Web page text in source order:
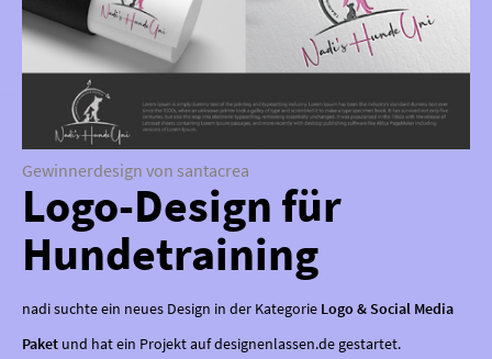
Gewinnerdesign von santacrea
Logo-Design für
Hundetraining
nadi suchte ein neues Design in der Kategorie Logo & Social Media
Paket und hat ein Projekt auf designenlassen.de gestartet.